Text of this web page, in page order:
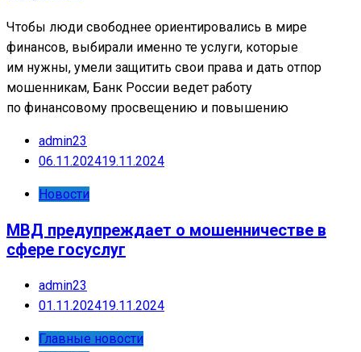
Чтобы люди свободнее ориентировались в мире
финансов, выбирали именно те услуги, которые
им нужны, умели защитить свои права и дать отпор
мошенникам, Банк России ведет работу
по финансовому просвещению и повышению
admin23
06.11.202419.11.2024
Новости
МВД предупреждает о мошенничестве в
сфере госуслуг
admin23
01.11.202419.11.2024
Главные новости